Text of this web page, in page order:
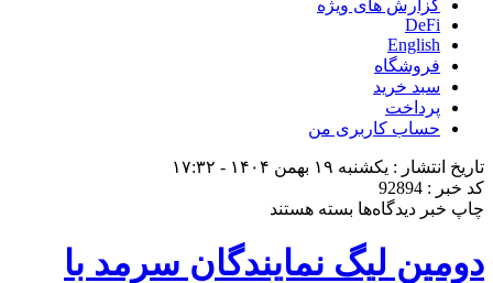
گزارش های ویژه
DeFi
English
فروشگاه
سبد خرید
پرداخت
حساب کاربری من
تاریخ انتشار : یکشنبه ۱۹ بهمن ۱۴۰۴ - ۱۷:۳۲
کد خبر : 92894
چاپ خبر دیدگاه‌ها برای
لیگ
نمایندگان
بسته هستند
دومین لیگ نمایندگان سرمد با